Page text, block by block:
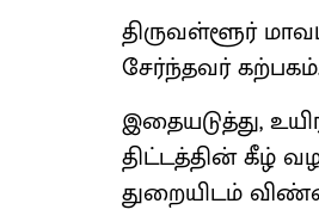
திருவள்ளூர்
சேர்ந்தவர்
இதையடுத்து,
திட்டத்தின் கீழ்
துறையிடம்